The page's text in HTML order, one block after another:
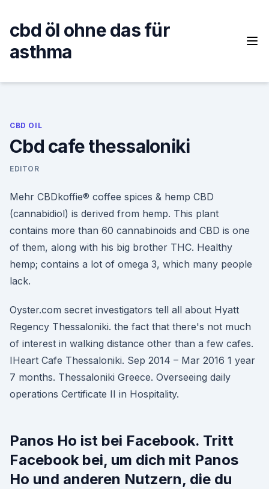
content
cbd öl ohne das für
asthma
CBD OIL
Cbd cafe thessaloniki
EDITOR
Mehr CBDkoffie® coffee spices & hemp CBD
(cannabidiol) is derived from hemp. This plant
contains more than 60 cannabinoids and CBD is one
of them, along with his big brother THC. Healthy
hemp; contains a lot of omega 3, which many people
lack.
Oyster.com secret investigators tell all about Hyatt
Regency Thessaloniki. the fact that there's not much
of interest in walking distance other than a few cafes.
IHeart Cafe Thessaloniki. Sep 2014 – Mar 2016 1 year
7 months. Thessaloniki Greece. Overseeing daily
operations Certificate II in Hospitality.
Panos Ho ist bei Facebook. Tritt
Facebook bei, um dich mit Panos
Ho und anderen Nutzern, die du